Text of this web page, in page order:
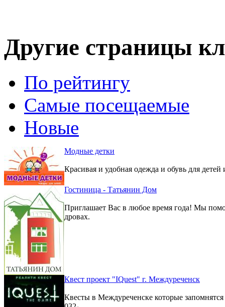
Другие страницы
По рейтингу
Самые посещаемые
Новые
Модные детки
Красивая и удобная одежда и обувь для детей
Гостиница - Татьянин Дом
Приглашает Вас в любое время года! Мы
дровах.
Квест проект "IQuest" г. Междуреченск
Квесты в Междуреченске которые